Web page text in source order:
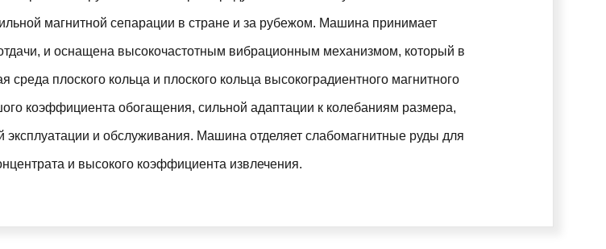
магнитной сепарации в стране и за рубежом. Машина принимает
и оснащена высокочастотным вибрационным механизмом, который в
плоского кольца и плоского кольца высокоградиентного магнитного
коэффициента обогащения, сильной адаптации к колебаниям размера,
и обслуживания. Машина отделяет слабомагнитные руды для
и высокого коэффициента извлечения.